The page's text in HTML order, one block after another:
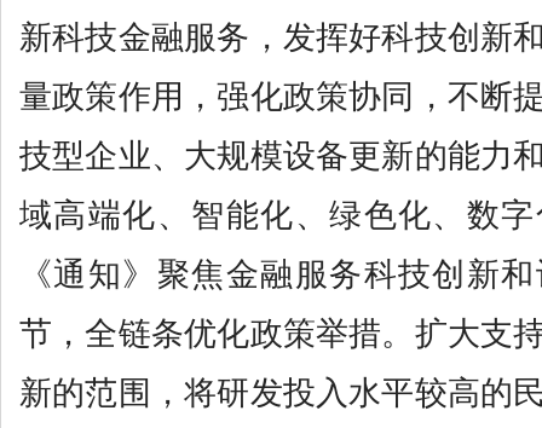
新科技金融服务，发挥好科技创新
量政策作用，强化政策协同，不断
技型企业、大规模设备更新的能力
域高端化、智能化、绿色化、数
《通知》聚焦金融服务科技创新
节，全链条优化政策举措。扩大支
新的范围，将研发投入水平较高的